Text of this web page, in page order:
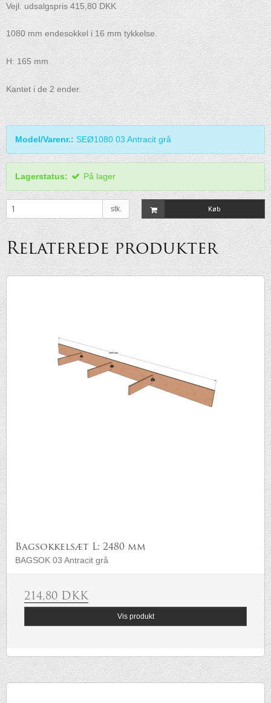
Vejl. udsalgspris 415,80 DKK
1080 mm endesokkel i 16 mm tykkelse.
H: 165 mm
Kantet i de 2 ender.
Model/Varenr.: SEØ1080 03 Antracit grå
Lagerstatus: På lager
stk. Køb
Relaterede produkter
Bagsokkelsæt L: 2480 mm
BAGSOK 03 Antracit grå
214,80 DKK
Vis produkt